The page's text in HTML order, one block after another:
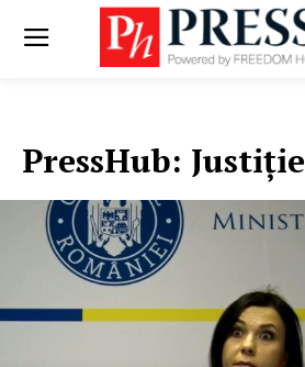
PressHub: Justiție